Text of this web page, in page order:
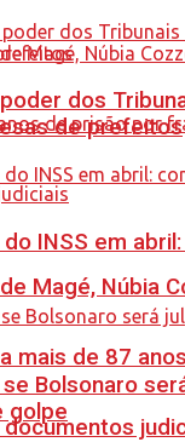
Magé, Núbia
mais de 87
dos
de prefeitos
INSS em
Bolsonaro
golpe